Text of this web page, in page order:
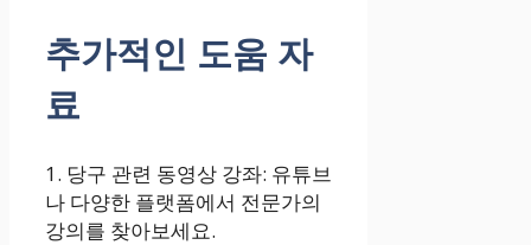
추가적인 도움 자
료
1. 당구 관련 동영상 강좌: 유튜브
나 다양한 플랫폼에서 전문가의
강의를 찾아보세요.